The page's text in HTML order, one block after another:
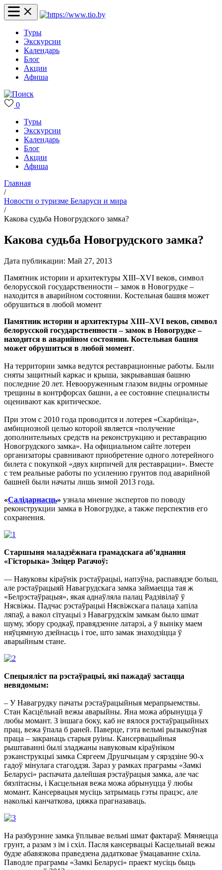
Туры
Экскурсии
Календарь
Блог
Акции
Афиша
0
Туры
Экскурсии
Календарь
Блог
Акции
Афиша
Главная
/
Новости о туризме Беларуси и мира
/
Какова судьба Новогрудского замка?
Какова судьба Новогрудского замка?
Дата публикации: Май 27, 2013
Памятник истории и архитектуры XIII–XVI веков, символ
белорусской государственности – замок в Новогрудке –
находится в аварийном состоянии. Костельная башня может
обрушиться в любой момент
Памятник истории и архитектуры XIII–XVI веков, символ
белорусской государственности – замок в Новогрудке –
находится в аварийном состоянии. Костельная башня
может обрушиться в любой момент.
На территории замка ведутся реставрационные работы. Были
сняты защитный каркас и крыша, закрывавшая башню
последние 20 лет. Невооруженным глазом видны огромные
трещины в контрфорсах башни, а ее состояние специалисты
оценивают как критическое.
При этом с 2010 года проводится и лотерея «Скарбніца»,
амбициозной целью которой является «получение
дополнительных средств на реконструкцию и реставрацию
Новогрудского замка». На официальном сайте лотереи
организаторы сравнивают приобретение одного лотерейного
билета с покупкой «двух кирпичей для реставрации». Вместе
с тем реальные работы по усилению грунтов под аварийной
башней были начаты лишь зимой 2013 года.
«Салідарнасць» узнала мнение экспертов по поводу
реконструкции замка в Новогрудке, а также перспектив его
сохранения.
Старшыня маладзёжнага грамадскага аб’яднання
«Гісторыка» Зміцер Рагачоў:
— Навуковы кіраўнік рэстаўрацыі, напэўна, распавядзе больш,
але рэстаўрацыяй Навагрудскага замка займаецца тая ж
«Белрэстаўрацыя», якая аднаўляла палац Радзівілаў ў
Нясвіжы. Падчас рэстаўрацыі Нясвіжскага палаца хапіла
ляпаў, а вакол сітуацыі з Навагрудскім замкам было шмат
шуму, збору сродкаў, правядзенне латарэі, а ў выніку маем
няўцямную дзейнасць і тое, што замак знаходзіцца ў
аварыйным стане.
Спецыяліст па рэстаўрацыі, які пажадаў застацца
невядомым:
– У Навагрудку пачаты рэстаўрацыйныя мерапрыемствы.
Стан Касцёльнай вежы аварыйны. Яна можа абрынуцца ў
любы момант. З іншага боку, каб не вялося рэстаўрацыйных
прац, вежа ўпала б раней. Паверце, гэта вельмі рызыкоўная
праца – закранаць старыя руіны. Кансервацыйныя
рыштаванні былі зладжаны навуковым кіраўніком
рэканструкцыі замка Сяргеем Друшчыцам у сярэдзіне 90-х
гадоў мінулага стагоддзя. Зараз у рамках праграмы «Замкі
Беларусі» распачата далейшая рэстаўрацыя замка, але час
бязлітасны, і Касцельная вежа можа абрынуцца ў любы
момант. Кансервацыя мусіць затрымаць гэты працэс, але
наколькі канчаткова, цяжка прагназаваць.
На разбурэнне замка ўплывае вельмі шмат фактараў. Мяняецца
грунт, а разам з ім і схіл. Пасля кансервацыі Касцельнай вежы
будзе абавязкова праведзена дадатковае ўмацаванне схіла.
Паводле праграмы «Замкі Беларусі» праект мусіць быць